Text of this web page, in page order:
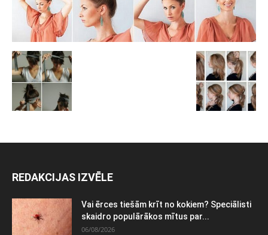
REDAKCIJAS IZVĒLE
Vai ērces tiešām krīt no kokiem? Speciālisti
skaidro populārākos mītus par...
06/08/2026